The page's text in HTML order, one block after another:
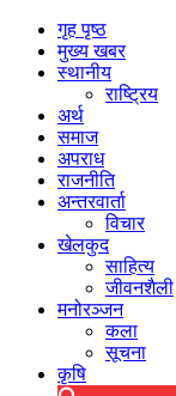
गृह पृष्ठ
मुख्य खबर
स्थानीय
राष्ट्रिय
अर्थ
समाज
अपराध
राजनीति
अन्तरवार्ता
विचार
खेलकुद
साहित्य
जीवनशैली
मनोरञ्जन
कला
सूचना
कृषि